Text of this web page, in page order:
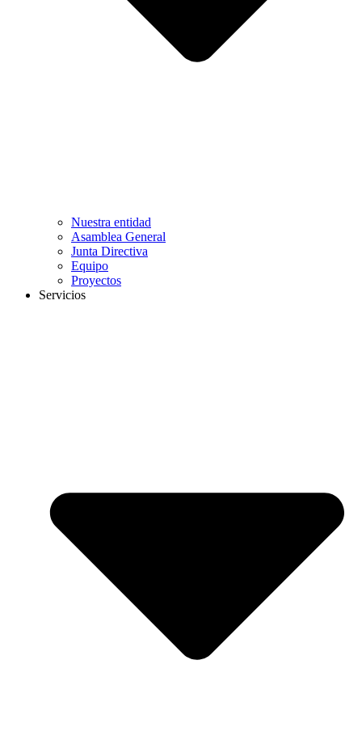
Nuestra entidad
Asamblea General
Junta Directiva
Equipo
Proyectos
Servicios